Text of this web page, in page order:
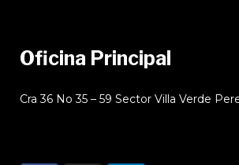
Oficina Principal
Cra 36 No 35 – 59 Sector Villa Verde